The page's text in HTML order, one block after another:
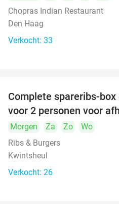
food
Chopras Indian Restaurant
Den Haag
Verkocht: 33
Complete spareribs-
voor 2 personen voor
Morgen Za Zo
Wo
Ribs & Burgers
Kwintsheul
Verkocht: 26